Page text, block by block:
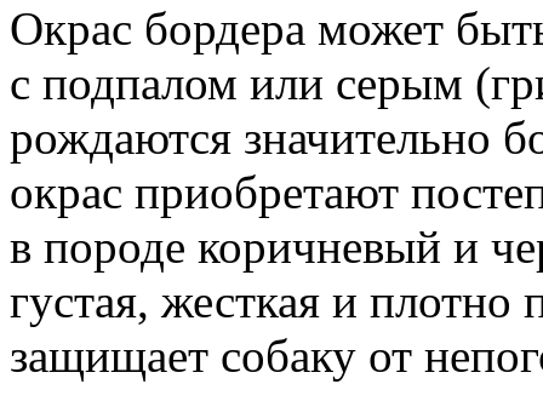
Окрас бордера может
с подпалом или серым
рождаются значительно
окрас приобретают
в породе коричневый и
густая, жесткая и
защищает собаку от